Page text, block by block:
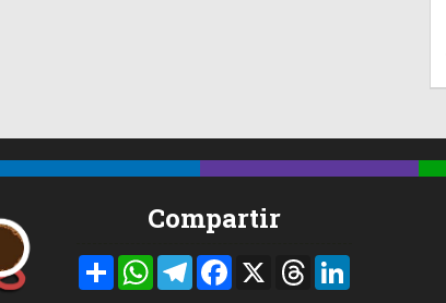
Compartir
CompartirWhatsAppTelegramFacebook Threads